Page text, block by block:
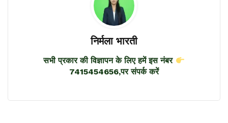
निर्मला भारती
सभी प्रकार की विज्ञापन के लिए हमें इस नंबर
7415454656,पर संपर्क करें